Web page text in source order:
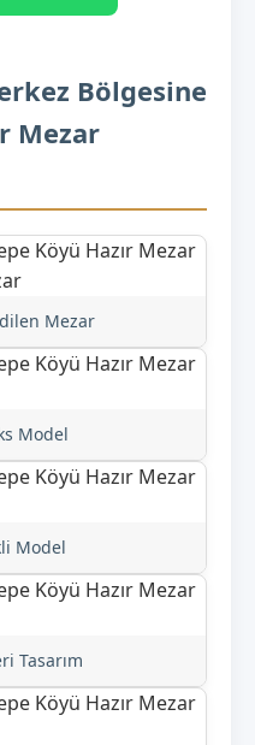
Bölgesine
Mezar
Mezar
Model
Model
Tasarım